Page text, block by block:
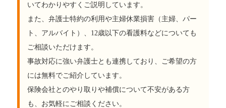
いてわかりやすくご説明しています。
また、弁護士特約の利用や主婦休業損害（主婦、パー
ト、アルバイト）、12歳以下の看護料などについても
ご相談いただけます。
事故対応に強い弁護士とも連携しており、ご希望の方
には無料でご紹介しています。
保険会社とのやり取りや補償について不安がある方
も、お気軽にご相談ください。